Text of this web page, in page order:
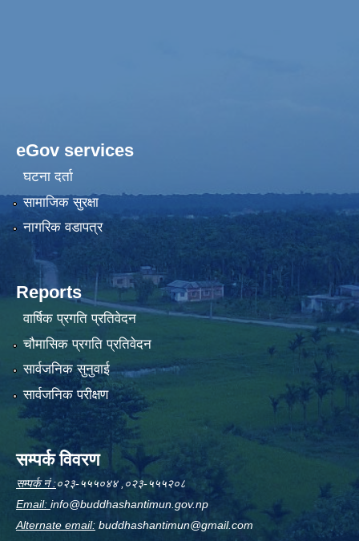
eGov services
घटना दर्ता
सामाजिक सुरक्षा
नागरिक वडापत्र
Reports
वार्षिक प्रगति प्रतिवेदन
चौमासिक प्रगति प्रतिवेदन
सार्वजनिक सुनुवाई
सार्वजनिक परीक्षण
सम्पर्क विवरण
सम्पर्क नं :०२३-५५५०४४ ,०२३-५५५२०८
Email: info@buddhashantimun.gov.np
Alternate email: buddhashantimun@gmail.com